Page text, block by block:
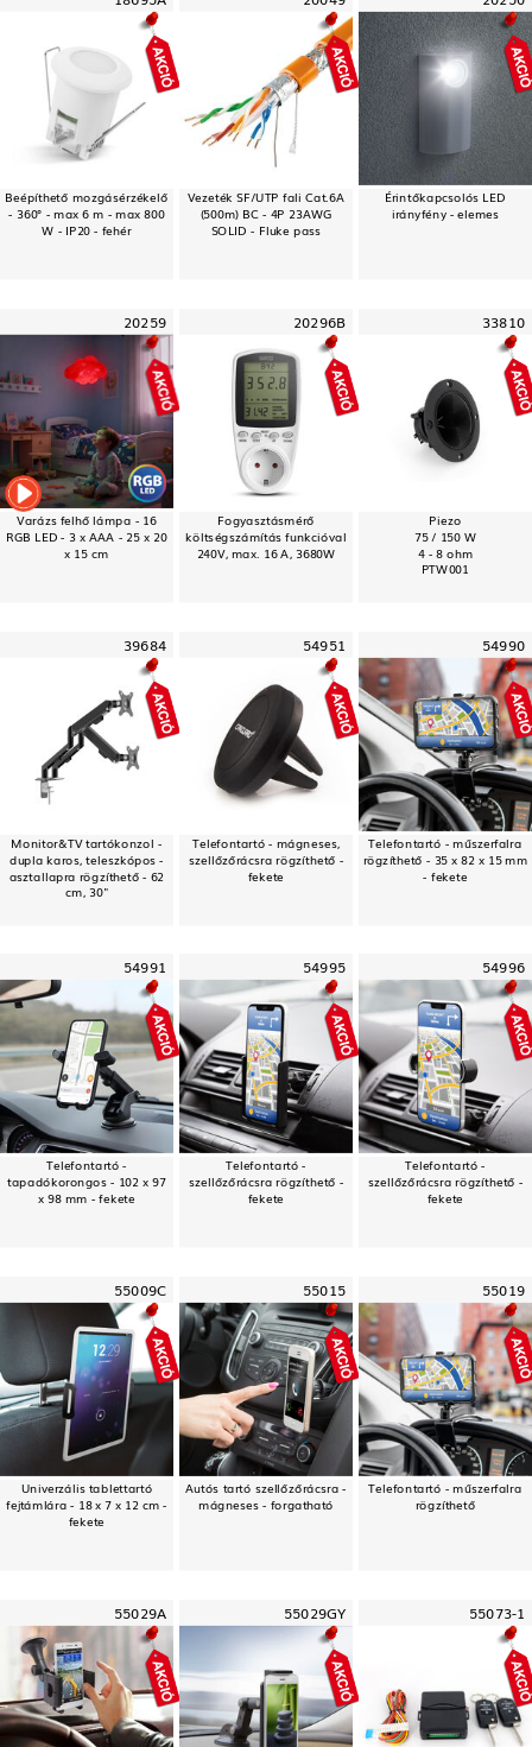
Beépíthető mozgásérzékelő
- 360° - max 6 m - max 800
W - IP20 - fehér
Vezeték SF/UTP fali Cat.6A
(500m) BC - 4P 23AWG
SOLID - Fluke pass
Érintőkapcsolós LED
irányfény - elemes
20259
Varázs felhő lámpa - 16
RGB LED - 3 x AAA - 25 x 20
x 15 cm
20296B
Fogyasztásmérő
költségszámítás funkcióval
240V, max. 16 A, 3680W
33810
Piezo
75 / 150 W
4 - 8 ohm
PTW001
39684
Monitor&TV tartókonzol -
dupla karos, teleszkópos -
asztallapra rögzíthető - 62
cm, 30"
54951
Telefontartó - mágneses,
szellőzőrácsra rögzíthető -
fekete
54990
Telefontartó - műszerfalra
rögzíthető - 35 x 82 x 15 mm
- fekete
54991
Telefontartó -
tapadókorongos - 102 x 97
x 98 mm - fekete
54995
Telefontartó -
szellőzőrácsra rögzíthető -
fekete
54996
Telefontartó -
szellőzőrácsra rögzíthető -
fekete
55009C
Univerzális tablettartó
fejtámlára - 18 x 7 x 12 cm -
fekete
55015
Autós tartó szellőzőrácsra -
mágneses - forgatható
55019
Telefontartó - műszerfalra
rögzíthető
55029A 55029GY 55073-1